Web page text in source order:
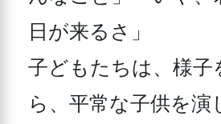
日が来るさ」
子どもたちは、様子
ら、平常な子供を演